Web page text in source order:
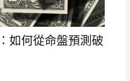
如何從命盤預測破